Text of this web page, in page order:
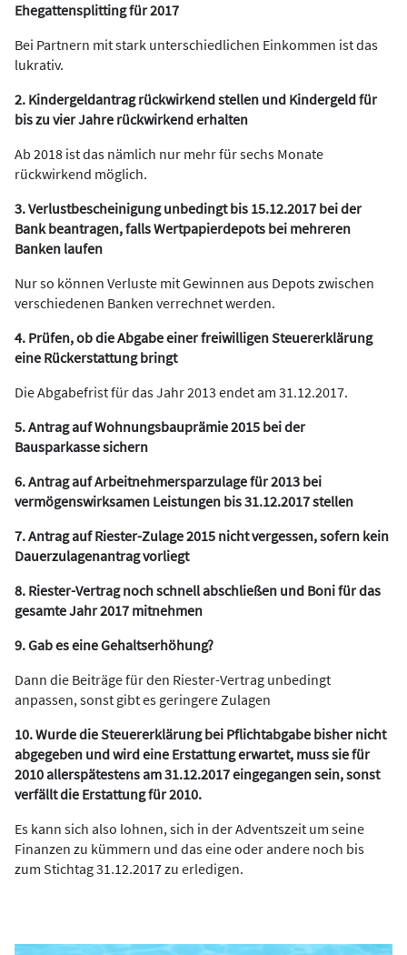
Ehegattensplitting für 2017
Bei Partnern mit stark unterschiedlichen Einkommen ist das
lukrativ.
2. Kindergeldantrag rückwirkend stellen und Kindergeld für
bis zu vier Jahre rückwirkend erhalten
Ab 2018 ist das nämlich nur mehr für sechs Monate
rückwirkend möglich.
3. Verlustbescheinigung unbedingt bis 15.12.2017 bei der
Bank beantragen, falls Wertpapierdepots bei mehreren
Banken laufen
Nur so können Verluste mit Gewinnen aus Depots zwischen
verschiedenen Banken verrechnet werden.
4. Prüfen, ob die Abgabe einer freiwilligen Steuererklärung
eine Rückerstattung bringt
Die Abgabefrist für das Jahr 2013 endet am 31.12.2017.
5. Antrag auf Wohnungsbauprämie 2015 bei der
Bausparkasse sichern
6. Antrag auf Arbeitnehmersparzulage für 2013 bei
vermögenswirksamen Leistungen bis 31.12.2017 stellen
7. Antrag auf Riester-Zulage 2015 nicht vergessen, sofern kein
Dauerzulagenantrag vorliegt
8. Riester-Vertrag noch schnell abschließen und Boni für das
gesamte Jahr 2017 mitnehmen
9. Gab es eine Gehaltserhöhung?
Dann die Beiträge für den Riester-Vertrag unbedingt
anpassen, sonst gibt es geringere Zulagen
10. Wurde die Steuererklärung bei Pflichtabgabe bisher nicht
abgegeben und wird eine Erstattung erwartet, muss sie für
2010 allerspätestens am 31.12.2017 eingegangen sein, sonst
verfällt die Erstattung für 2010.
Es kann sich also lohnen, sich in der Adventszeit um seine
Finanzen zu kümmern und das eine oder andere noch bis
zum Stichtag 31.12.2017 zu erledigen.